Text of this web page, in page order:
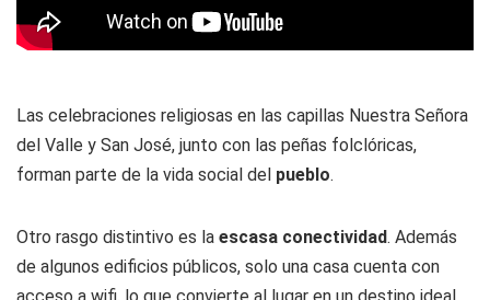
Las celebraciones religiosas en las capillas Nuestra Señora
del Valle y San José, junto con las peñas folclóricas,
forman parte de la vida social del pueblo.
Otro rasgo distintivo es la escasa conectividad. Además
de algunos edificios públicos, solo una casa cuenta con